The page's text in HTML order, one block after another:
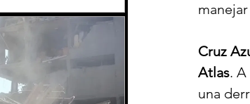
Cruz
Atlas.
una